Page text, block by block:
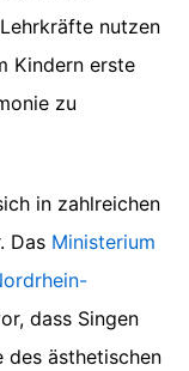
nutzen
Kindern erste
zu
in zahlreichen
Das Ministerium
dass Singen
des ästhetischen